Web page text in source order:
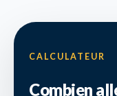
CALCULATEUR
Combien